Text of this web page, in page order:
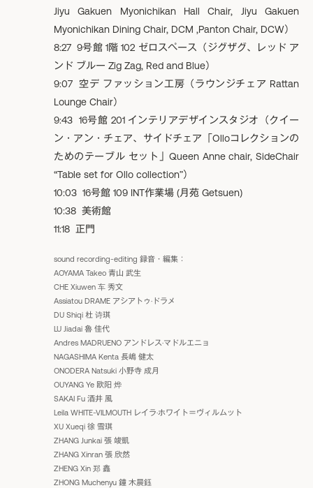
Jiyu Gakuen Myonichikan Hall Chair, Jiyu Gakuen
Myonichikan Dining Chair, DCM ,Panton Chair, DCW）
8:27 9号館 1階 102 ゼロスペース（ジグザグ、レッド ア
ンド ブルー Zig Zag, Red and Blue）
9:07 空デ ファッション工房（ラウンジチェア Rattan
Lounge Chair）
9:43 16号館 201 インテリアデザインスタジオ（クイー
ン・アン・チェア、サイドチェア「Olloコレクションの
ためのテーブル セット」Queen Anne chair, SideChair
“Table set for Ollo collection”）
10:03 16号館 109 INT作業場 (月苑 Getsuen)
10:38 美術館
11:18 正門
sound recording-editing 録音・編集：
AOYAMA Takeo 青山 武生
CHE Xiuwen 车 秀文
Assiatou DRAME アシアトゥ·ドラメ
DU Shiqi 杜 诗琪
LU Jiadai 魯 佳代
Andres MADRUENO アンドレス·マドルエニョ
NAGASHIMA Kenta 長嶋 健太
ONODERA Natsuki 小野寺 成月
OUYANG Ye 欧阳 烨
SAKAI Fu 酒井 風
Leila WHITE-VILMOUTH レイラ·ホワイト＝ヴィルムット
XU Xueqi 徐 雪琪
ZHANG Junkai 張 竣凱
ZHANG Xinran 張 欣然
ZHENG Xin 郑 鑫
ZHONG Muchenyu 鐘 木晨鈺